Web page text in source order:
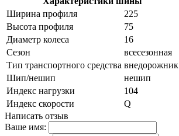
Ширина профиля
225
Высота профиля
75
Диаметр колеса
16
Сезон
всесезонная
Тип транспортного средства внедорожник
Шип/нешип
нешип
Индекс нагрузки
104
Индекс скорости
Q
Написать отзыв
Ваше имя: